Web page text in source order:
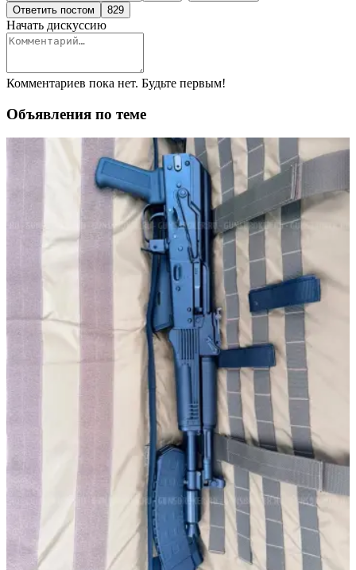
Ответить постом
829
Начать дискуссию
Комментариев пока нет. Будьте первым!
Объявления по теме